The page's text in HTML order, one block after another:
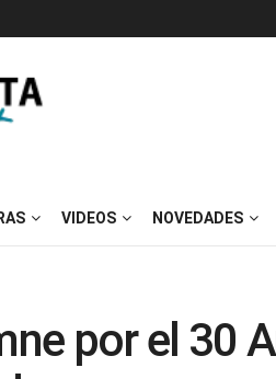
VIDEOS NOVEDADES
por el 30